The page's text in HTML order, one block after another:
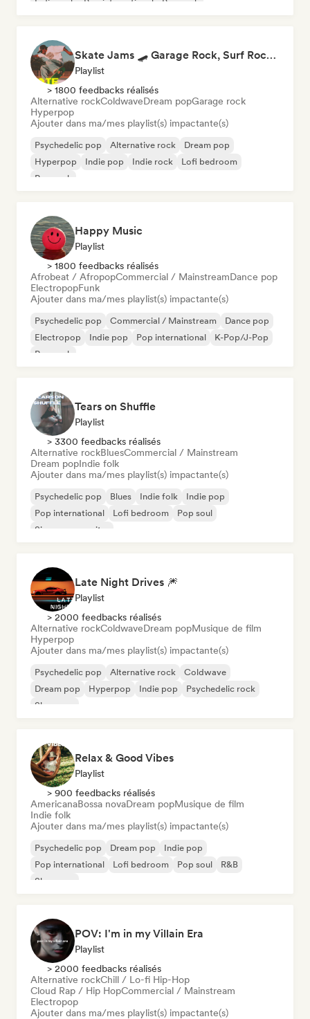
Indie rock Pop international Pop rock
Skate Jams 🛹 Garage Rock, Surf Rock & Neo-Psych
Playlist
> 1800 feedbacks réalisés
Alternative rockColdwaveDream popGarage rock
Hyperpop
Ajouter dans ma/mes playlist(s) impactante(s)
Psychedelic pop Alternative rock
Dream pop
Hyperpop
Indie pop Indie rock
Lofi bedroom
Pop rock
Happy Music
Playlist
> 1800 feedbacks réalisés
Afrobeat / AfropopCommercial / MainstreamDance pop
ElectropopFunk
Ajouter dans ma/mes playlist(s) impactante(s)
Psychedelic pop Commercial / Mainstream
Dance pop
Electropop
Indie pop Pop international
K-Pop/J-Pop
Pop rock
Tears on Shuffle
Playlist
> 3300 feedbacks réalisés
Alternative rockBluesCommercial / Mainstream
Dream popIndie folk
Ajouter dans ma/mes playlist(s) impactante(s)
Psychedelic pop Blues Indie folk
Indie pop
Pop international
Lofi bedroom
Pop soul
Singer-songwriter
Late Night Drives 🎆
Playlist
> 2000 feedbacks réalisés
Alternative rockColdwaveDream popMusique de film
Hyperpop
Ajouter dans ma/mes playlist(s) impactante(s)
Psychedelic pop Alternative rock
Coldwave
Dream pop
Hyperpop Indie pop
Psychedelic rock
Shoegaze
Relax & Good Vibes
Playlist
> 900 feedbacks réalisés
AmericanaBossa novaDream popMusique de film
Indie folk
Ajouter dans ma/mes playlist(s) impactante(s)
Psychedelic pop Dream pop
Indie pop
Pop international
Lofi bedroom Pop soul
R&B
Shoegaze
POV: I'm in my Villain Era
Playlist
> 2000 feedbacks réalisés
Alternative rockChill / Lo-fi Hip-Hop
Cloud Rap / Hip HopCommercial / Mainstream
Electropop
Ajouter dans ma/mes playlist(s) impactante(s)